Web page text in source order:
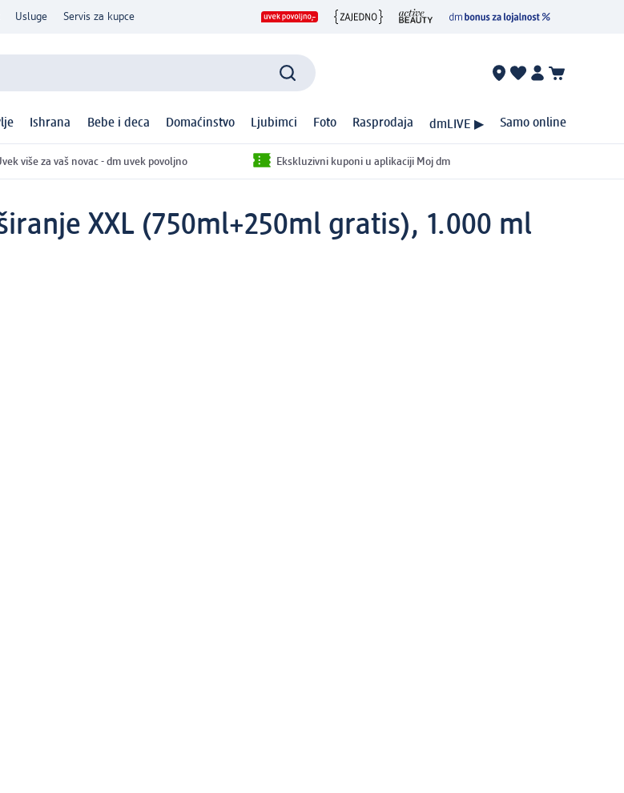
Usluge Servis za kupce
Ishrana Bebe i deca Domaćinstvo Ljubimci Foto Rasprodaja dmLIVE ▶ Samo online
više za vaš novac - dm uvek povoljno Ekskluzivni kuponi u aplikaciji Moj dm
XXL (750ml+250ml gratis), 1.000 ml